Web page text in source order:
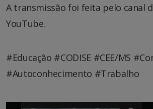
A transmissão foi feita pelo canal
YouTube.
#Educação #CODISE #CEE/MS
#Autoconhecimento #Trabalho